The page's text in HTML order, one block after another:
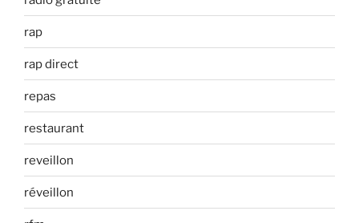
rap
rap direct
repas
restaurant
reveillon
réveillon